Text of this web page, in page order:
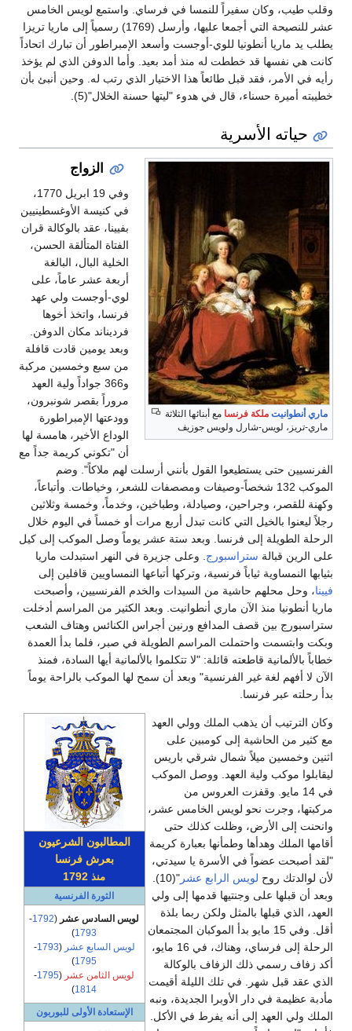
وقلب طيب، وكان سفيراً للنمسا في فرساي. واستمع لويس الخامس
عشر للنصيحة التي أجمعا عليها، وأرسل (1769) رسمياً إلى ماريا تريزا
يطلب يد ماريا أنطونيا للوي-أوجست وأسعد الإمبراطور أن تبارك اتحاداً
كانت هي نفسها قد خططت له منذ أمد بعيد. وأما الدوفن الذي لم يؤخذ
رأيه في الأمر، فقد قبل طائعاً هذا الاختيار الذي رتب له. وحين أنبئ بأن
خطيبته أميرة حسناء، قال في هدوء "ليتها حسنة الخلال"(5).
حياته الأسرية
ماري أنطوانيت ملكة فرنسا مع أبنائها الثلاثة
ماري-تريز، لويس-شارل ولويس جوزيف
الزواج
وفي 19 ابريل 1770،
في كنيسة الأوغسطينيين
بفيينا، عقد بالوكالة قران
الفتاة المتألقة الحسن،
الخلية البال، البالغة
أربعة عشر عاماً، على
لوي-أوجست ولي عهد
فرنسا، واتخذ أخوها
فرديناند مكان الدوفن.
وبعد يومين قادت قافلة
من سبع وخمسين مركبة
و366 جواداً ولية العهد
مروراً بقصر شونبرون،
وودعتها الإمبراطورة
الوداع الأخير، هامسة لها
أن "تكوني كريمة جداً مع
الفرنسيين حتى يستطيعوا القول بأنني أرسلت لهم ملاكاً". وضم
الموكب 132 شخصاً-وصيفات ومصصفات للشعر، وخياطات. وأتباعاً،
وكهنة للقصر، وجراحين، وصيادلة، وطباخين، وخدماً، وخمسة وثلاثين
رجلاً ليعنوا بالخيل التي كانت تبدل أربع مرات أو خمساً في اليوم خلال
الرحلة الطويلة إلى فرنسا. وبعد ستة عشر يوماً وصل الموكب إلى كيل
على الرين قبالة ستراسبورج. وعلى جزيرة في النهر استبدلت ماريا
بثيابها النمساوية ثياباً فرنسية، وتركها أتباعها النمساويين قافلين إلى
فيينا، وحل محلهم حاشية من السيدات والخدم الفرنسيين، وأصبحت
ماريا أنطونيا منذ الآن ماري أنطوانيت. وبعد الكثير من المراسم أدخلت
ستراسبورج بين قصف المدافع ورنين أجراس الكنائس وهتاف الشعب
وبكت وابتسمت واحتملت المراسم الطويلة في صبر، فلما بدأ العمدة
خطاباً بالألمانية قاطعته قائلة: "لا تتكلموا بالألمانية أيها السادة، فمنذ
الآن لا أفهم لغة غير الفرنسية" وبعد أن سمح لها الموكب بالراحة يوماً
بدأ رحلته عبر فرنسا.
المطالبون الشرعيون
بعرش فرنسا
منذ 1792
الثورة الفرنسية
لويس السادس عشر (
1792
-
1793
)
لويس السابع عشر (
1793
-
1795
)
لويس الثامن عشر (
1795
-
1814
)
الإستعادة الأولى للبوربون
وكان الترتيب أن يذهب الملك وولي العهد
مع كثير من الحاشية إلى كومبين على
اثنين وخمسين ميلاً شمال شرقي باريس
ليقابلوا موكب ولية العهد. ووصل الموكب
في 14 مايو. وقفزت العروس من
مركبتها، وجرت نحو لويس الخامس عشر،
وانحنت إلى الأرض، وظلت كذلك حتى
أقامها الملك وهدأها وطمأنها بعبارة كريمة
"لقد أصبحت عضواً في الأسرة يا سيدتي،
لأن لوالدتك روح لويس الرابع عشر
"(10).
وبعد أن قبلها على وجنتيها قدمها إلى ولي
العهد، الذي قبلها بالمثل ولكن ربما بلذة
أقل. وفي 15 مايو بدأ الموكبان المجتمعان
الرحلة إلى فرساي، وهناك، في 16 مايو،
أكد زفاف رسمي ذلك الزفاف بالوكالة
الذي عقد قبل شهر. في تلك الليلة أقيمت
مأدبة عظيمة في دار الأوبرا الجديدة، ونبه
الملك ولي العهد إلى أنه يفرط في الأكل.